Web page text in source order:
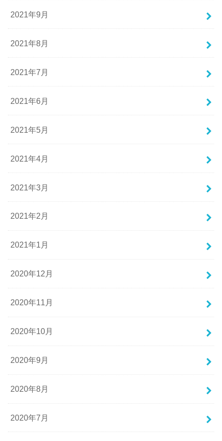
2021年9月
2021年8月
2021年7月
2021年6月
2021年5月
2021年4月
2021年3月
2021年2月
2021年1月
2020年12月
2020年11月
2020年10月
2020年9月
2020年8月
2020年7月